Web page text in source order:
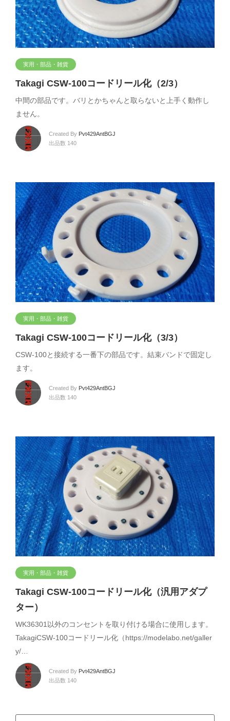
実用・部品・雑貨
Takagi CSW-100コードリール化（2/3）
中間の部品です。バリとかちゃんと取らないと上手く動作し
ません。
Created By Pvt429AntBGJ
出品数 140
実用・部品・雑貨
Takagi CSW-100コードリール化（3/3）
CSW-100と接続する一番下の部品です。結束バンドで固定し
ます。
Created By Pvt429AntBGJ
出品数 140
実用・部品・雑貨
Takagi CSW-100コードリール化（汎用アダプ
ター）
WK36301以外のコンセントを取り付ける場合に使用します。
TakagiCSW-100コードリール化（https://modelabo.net/galler
y/…
Created By Pvt429AntBGJ
出品数 140